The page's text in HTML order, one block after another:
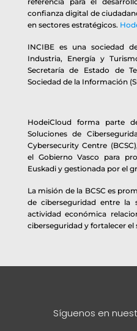
confianza digital de
en sectores estratégicos.
INCIBE es una sociedad
Industria, Energía y
Secretaría de Estado de
Sociedad de la Información
HodeiCloud forma parte
Soluciones de
Cybersecurity Centre
el Gobierno Vasco para
Euskadi y gestionada por el
La misión de la BCSC es
de ciberseguridad entre la
actividad económica
ciberseguridad y fortalecer el
Síguenos en